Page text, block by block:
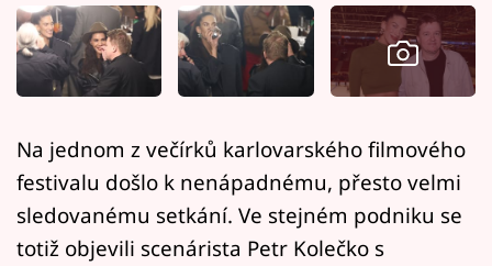
Mámy sobě
Sledujte nás
Na jednom z večírků karlovarského filmového
festivalu došlo k nenápadnému, přesto velmi
sledovanému setkání. Ve stejném podniku se
totiž objevili scenárista Petr Kolečko s